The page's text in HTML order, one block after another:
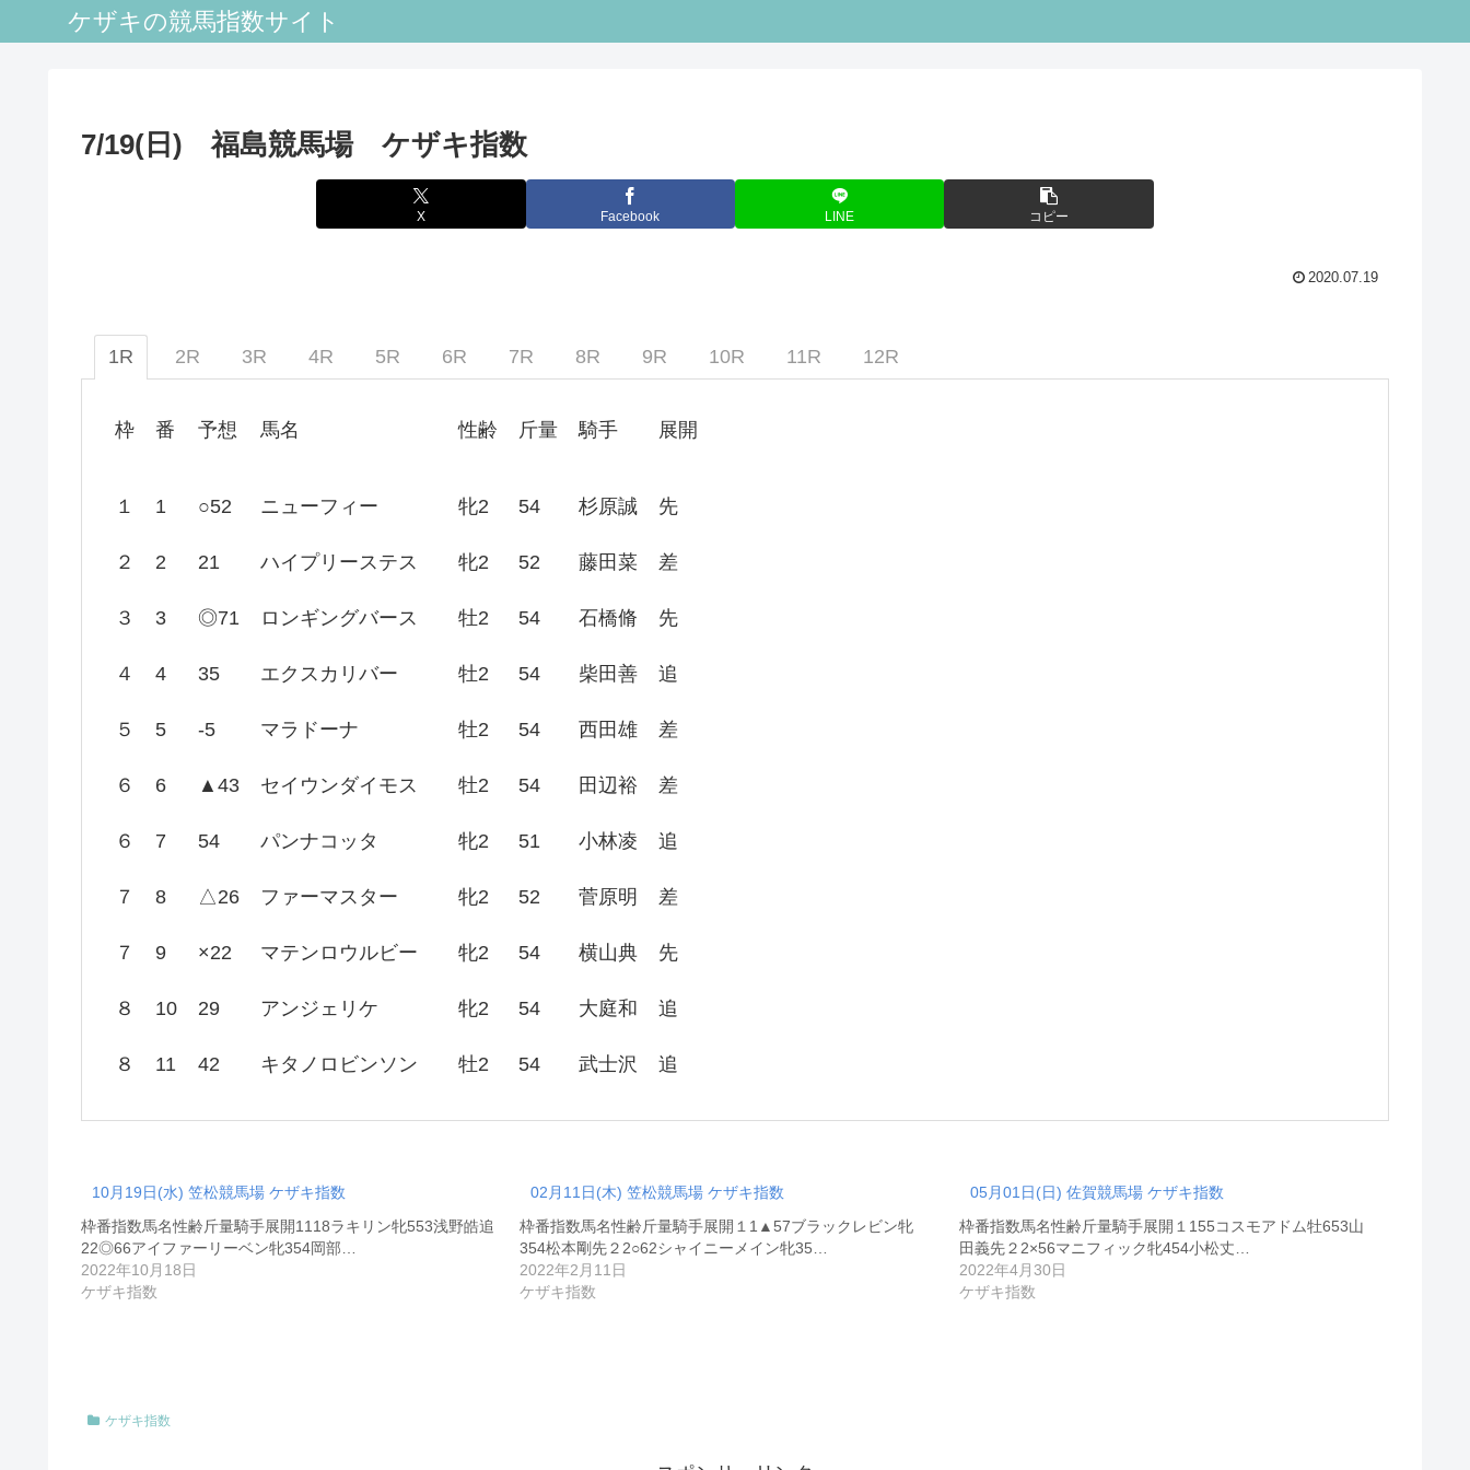
ケザキの競馬指数サイト
7/19(日) 福島競馬場 ケザキ指数
X Facebook LINE コピー
2020.07.19
1R 2R 3R 4R 5R 6R 7R 8R 9R 10R 11R 12R
枠 番 予想 馬名 性齢 斤量 騎手 展開
１ 1 ○52 ニューフィー 牝2 54 杉原誠 先
２ 2 21 ハイプリーステス 牝2 52 藤田菜 差
３ 3 ◎71 ロンギングバース 牡2 54 石橋脩 先
４ 4 35 エクスカリバー 牡2 54 柴田善 追
５ 5 -5 マラドーナ 牡2 54 西田雄 差
６ 6 ▲43 セイウンダイモス 牡2 54 田辺裕 差
６ 7 54 パンナコッタ 牝2 51 小林凌 追
７ 8 △26 ファーマスター 牝2 52 菅原明 差
７ 9 ×22 マテンロウルビー 牝2 54 横山典 先
８ 10 29 アンジェリケ 牝2 54 大庭和 追
８ 11 42 キタノロビンソン 牡2 54 武士沢 追
10月19日(水) 笠松競馬場 ケザキ指数
枠番指数馬名性齢斤量騎手展開1118ラキリン牝553浅野皓追
22◎66アイファーリーベン牝354岡部…
2022年10月18日
ケザキ指数
02月11日(木) 笠松競馬場 ケザキ指数
枠番指数馬名性齢斤量騎手展開１1▲57ブラックレビン牝
354松本剛先２2○62シャイニーメイン牝35…
2022年2月11日
ケザキ指数
05月01日(日) 佐賀競馬場 ケザキ指数
枠番指数馬名性齢斤量騎手展開１155コスモアドム牡653山
田義先２2×56マニフィック牝454小松丈…
2022年4月30日
ケザキ指数
ケザキ指数